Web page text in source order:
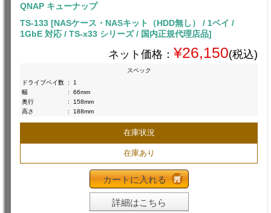
QNAP キューナップ
TS-133 [NASケース・NASキット（HDD無し） / 1ベイ /
1GbE 対応 / TS-x33 シリーズ / 国内正規代理店品]
ネット価格： ¥26,150(税込)
スペック
ドライブベイ数 :
1
幅
:
66mm
奥行
:
158mm
高さ
: 188mm
在庫状況
在庫あり
カートに入れる
詳細はこちら